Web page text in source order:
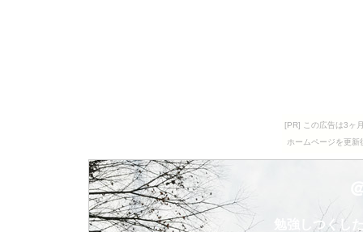
[PR] この広告は3ヶ
ホームページを更
勉強しつくし